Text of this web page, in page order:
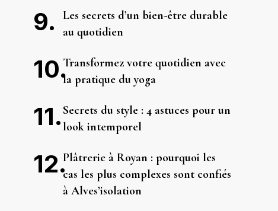
Les secrets d’un bien-être durable
au quotidien
Transformez votre quotidien avec
la pratique du yoga
Secrets du style : 4 astuces pour un
look intemporel
Plâtrerie à Royan : pourquoi les
cas les plus complexes sont confiés
à Alves’isolation